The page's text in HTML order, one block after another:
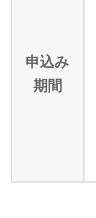
申込み
期間